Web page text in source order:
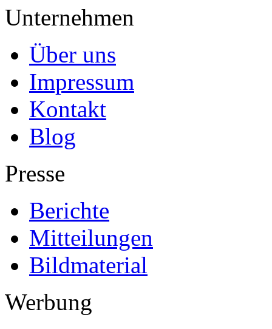
Unternehmen
Über uns
Impressum
Kontakt
Blog
Presse
Berichte
Mitteilungen
Bildmaterial
Werbung